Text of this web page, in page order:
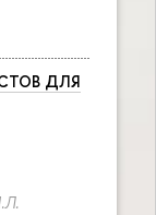
ДЛЯ